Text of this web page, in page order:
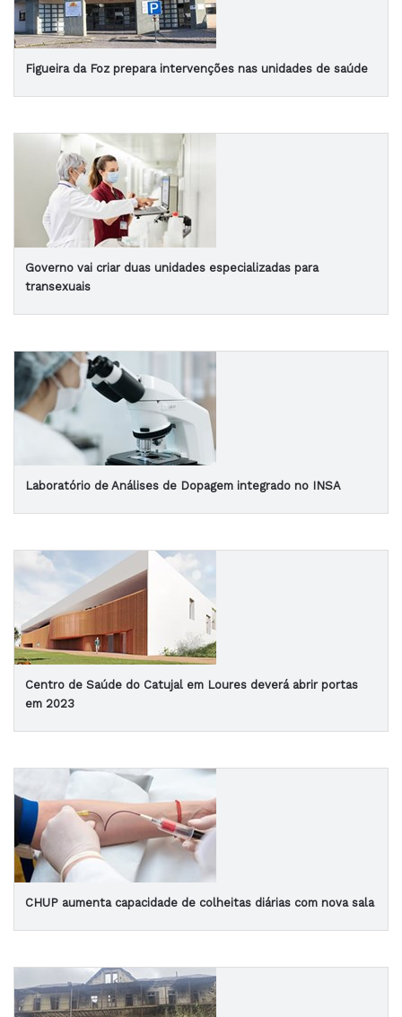
Figueira da Foz prepara intervenções nas unidades de saúde
Governo vai criar duas unidades especializadas para
transexuais
Laboratório de Análises de Dopagem integrado no INSA
Centro de Saúde do Catujal em Loures deverá abrir portas
em 2023
CHUP aumenta capacidade de colheitas diárias com nova sala